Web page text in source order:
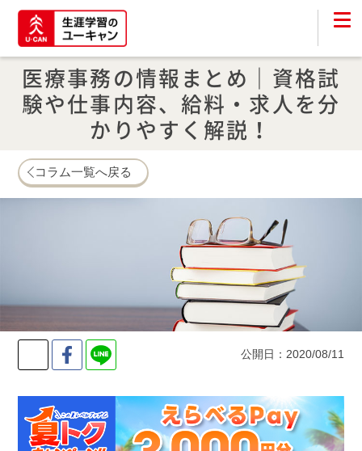
医療事務の情報まとめ｜資格試
験や仕事内容、給料・求人を分
かりやすく解説！
コラム一覧へ戻る
Facebook
LINE 公開日：2020/08/11